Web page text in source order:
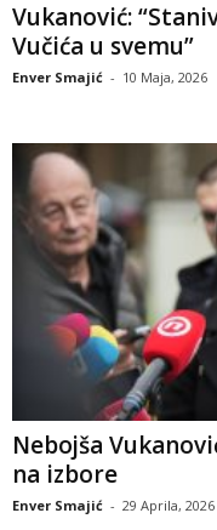
Vukanović:
Vučića u svemu”
Enver Smajić - 10 Maja, 2026
Nebojša
na izbore
Enver Smajić - 29 Aprila, 2026